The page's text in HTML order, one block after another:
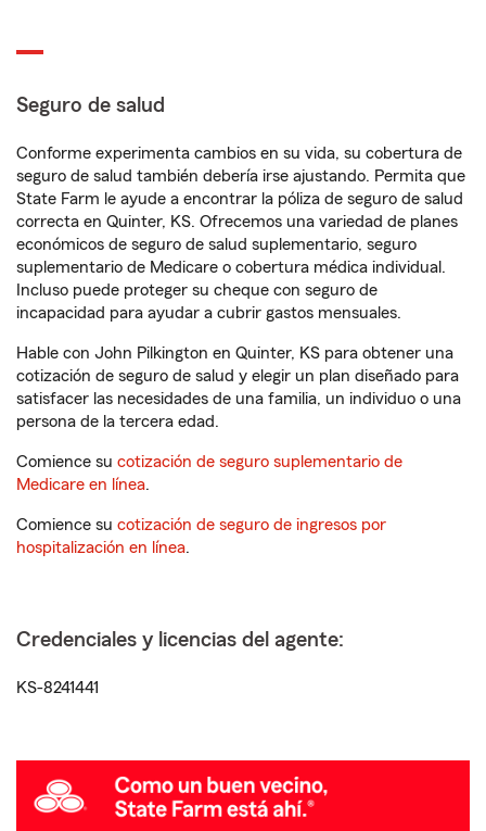
Seguro de salud
Conforme experimenta cambios en su vida, su cobertura de
seguro de salud también debería irse ajustando. Permita que
State Farm le ayude a encontrar la póliza de seguro de salud
correcta en Quinter, KS. Ofrecemos una variedad de planes
económicos de seguro de salud suplementario, seguro
suplementario de Medicare o cobertura médica individual.
Incluso puede proteger su cheque con seguro de
incapacidad para ayudar a cubrir gastos mensuales.
Hable con John Pilkington en Quinter, KS para obtener una
cotización de seguro de salud y elegir un plan diseñado para
satisfacer las necesidades de una familia, un individuo o una
persona de la tercera edad.
Comience su cotización de seguro suplementario de
Medicare en línea.
Comience su cotización de seguro de ingresos por
hospitalización en línea.
Credenciales y licencias del agente:
KS-8241441